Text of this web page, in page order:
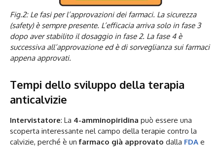
Fig.2: Le fasi per l’approvazioni dei farmaci. La sicurezza
(safety) è sempre presente. L’efficacia arriva solo in fase 3
dopo aver stabilito il dosaggio in fase 2. La fase 4 è
successiva all’approvazione ed è di sorveglianza sui farmaci
appena approvati.
Tempi dello sviluppo della terapia
anticalvizie
Intervistatore: La 4-amminopiridina può essere una
scoperta interessante nel campo della terapie contro la
calvizie, perché è unfarmaco già approvato dalla FDA e